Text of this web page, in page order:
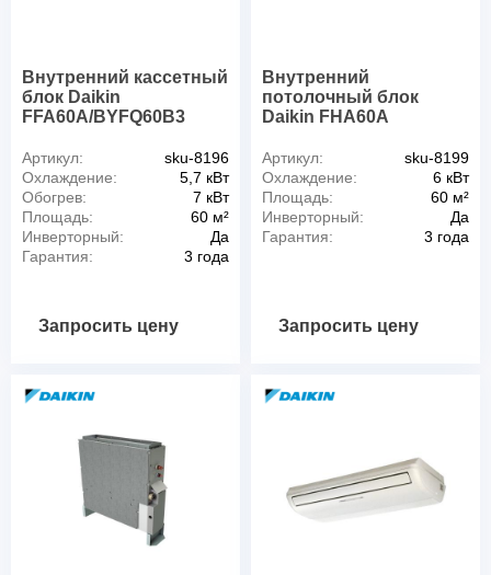
Внутренний кассетный
блок Daikin
FFA60A/BYFQ60B3
Артикул:
sku-8196
Охлаждение:
5,7 кВт
Обогрев:
7 кВт
Площадь:
60 м²
Инверторный:
Да
Гарантия:
3 года
Запросить цену
Внутренний
потолочный блок
Daikin FHA60A
Артикул:
sku-8199
Охлаждение:
6 кВт
Площадь:
60 м²
Инверторный:
Да
Гарантия:
3 года
Запросить цену